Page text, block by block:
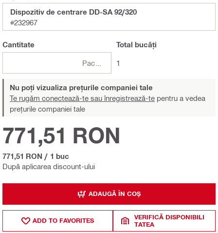
Dispozitiv de centrare DD-SA 92/320
#232967
Cantitate Total bucăți
1
Nu poți vizualiza prețurile companiei tale
Te rugăm conectează-te sau înregistrează-te pentru a vedea
prețurile companiei tale
După aplicarea discount-ului
771,51 RON
771,51 RON / 1 buc
ADAUGĂ ÎN COȘ
ADD TO FAVORITES
VERIFICĂ DISPONIBILI
TATEA